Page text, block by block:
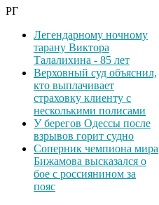
РГ
Легендарному ночному
тарану Виктора
Талалихина - 85 лет
Верховный суд объяснил,
кто выплачивает
страховку клиенту с
несколькими полисами
У берегов Одессы после
взрывов горит судно
Соперник чемпиона мира
Бижамова высказался о
бое с россиянином за
пояс